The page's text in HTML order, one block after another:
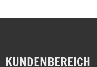
KUNDENBEREICH